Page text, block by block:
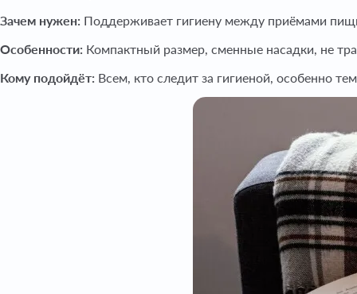
Зачем нужен: Поддерживает гигиену между приёмами
Особенности: Компактный размер, сменные насадки, не
Кому подойдёт: Всем, кто следит за гигиеной, особенно